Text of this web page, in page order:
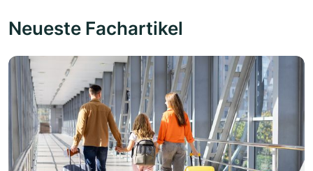
Neueste Fachartikel